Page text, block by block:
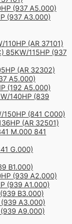
(937 A5.000)
(937 A3.000)
110HP (AR 37101)
85KW/115HP (937
(AR 32302)
A5.000)
(192 A5.000)
140HP (839
150HP (841 C000)
(AR 32501)
M.000 841
G.000)
B1.000)
(939 A2.000)
(939 A1.000)
B3.000)
A3.000)
A9.000)